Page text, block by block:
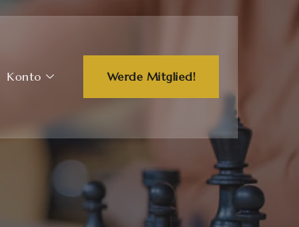
Konto Werde Mitglied!